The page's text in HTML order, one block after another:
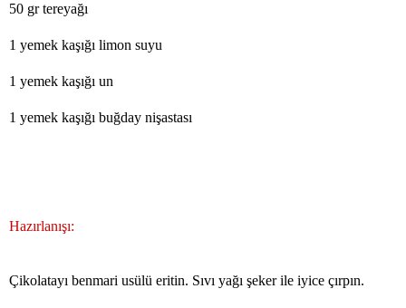
50 gr tereyağı
1 yemek kaşığı limon suyu
1 yemek kaşığı un
1 yemek kaşığı buğday nişastası
Hazırlanışı:
Çikolatayı benmari usülü eritin. Sıvı yağı şeker ile iyice çırpın.